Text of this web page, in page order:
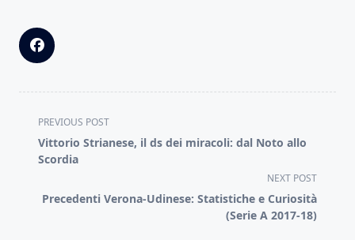
<span
class="nav-
subtitle
reader-
PREVIOUS POST
Vittorio Strianese, il ds dei miracoli: dal Noto allo
Scordia
NEXT POST
Precedenti Verona-Udinese: Statistiche e Curiosità
(Serie A 2017-18)